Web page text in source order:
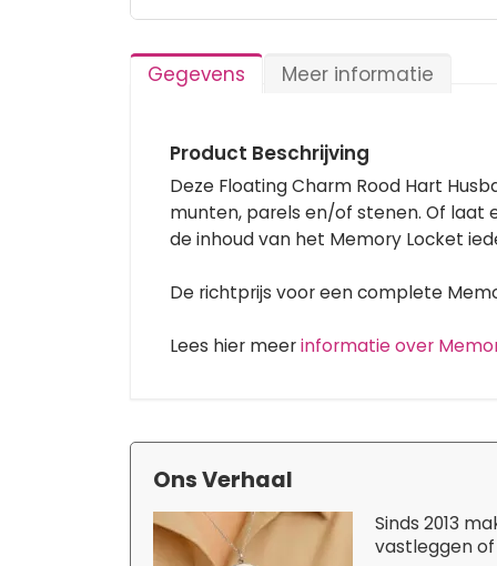
naar
het
afbeeldingen-
Gegevens
Product Beschrijving
Deze Floating Charm Rood Hart
munten, parels en/of stenen. Of laat
de inhoud van het Memory Locket
De richtprijs voor een complete
Lees hier meerinformatie over
Meer informatie
Ons Verhaal
Sinds 2013
vastleggen